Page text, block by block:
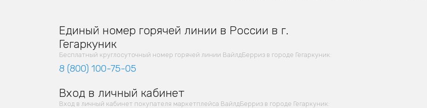
Единый номер горячей линии в России в г.
Гегаркуник
Бесплатный круглосуточный номер горячей линии ВайлдБерриз в городе Гегаркуник:
8 (800) 100-75-05
Вход в личный кабинет
Вход в личный кабинет покупателя маркетплейса ВайлдБерриз в городе Гегаркуник: